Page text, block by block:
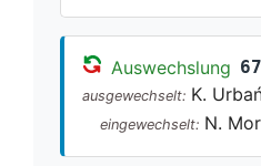
Auswechslung
ausgewechselt: K.
eingewechselt: N.